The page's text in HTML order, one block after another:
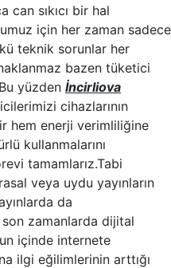
sıkıcı bir hal
için her zaman sadece
teknik sorunlar her
bazen tüketici
yüzden İncirliova
cihazlarının
hem enerji verimliliğine
kullanmalarını
tamamlarız.Tabi
veya uydu yayınların
da
son zamanlarda dijital
içinde internete
ilgi eğilimlerinin arttığı